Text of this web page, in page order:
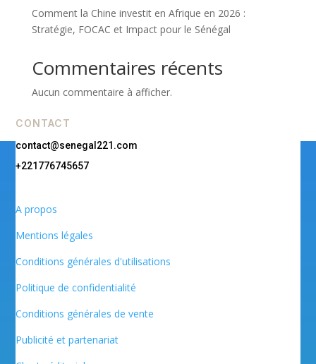
Comment la Chine investit en Afrique en 2026 :
Stratégie, FOCAC et Impact pour le Sénégal
Commentaires récents
Aucun commentaire à afficher.
CONTACT
contact@senegal221.com
+221776745657
A propos
Mentions légales
Conditions générales d'utilisations
Politique de confidentialité
Conditions générales de vente
Publicité et partenariat